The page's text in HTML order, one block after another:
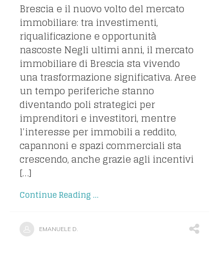
Brescia e il nuovo volto del mercato
immobiliare: tra investimenti,
riqualificazione e opportunità
nascoste Negli ultimi anni, il mercato
immobiliare di Brescia sta vivendo
una trasformazione significativa. Aree
un tempo periferiche stanno
diventando poli strategici per
imprenditori e investitori, mentre
l’interesse per immobili a reddito,
capannoni e spazi commerciali sta
crescendo, anche grazie agli incentivi
[…]
Continue Reading ...
EMANUELE D.